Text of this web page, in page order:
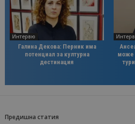
Интервю
Галина Декова: Перник има
потенциал за културна
дестинация
може
Предишна статия